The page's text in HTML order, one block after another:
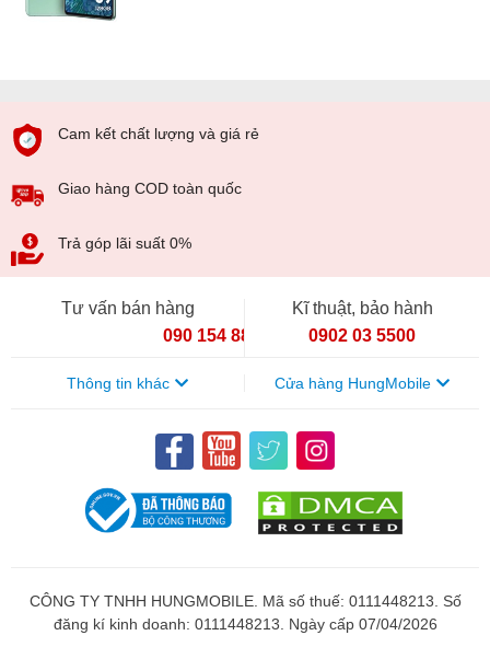
Cam kết chất lượng và giá rẻ
Giao hàng COD toàn quốc
Trả góp lãi suất 0%
Tư vấn bán hàng
090 154 8866
Kĩ thuật, bảo hành
0902 03 5500
Thông tin khác Cửa hàng HungMobile
CÔNG TY TNHH HUNGMOBILE. Mã số thuế: 0111448213. Số
đăng kí kinh doanh: 0111448213. Ngày cấp 07/04/2026